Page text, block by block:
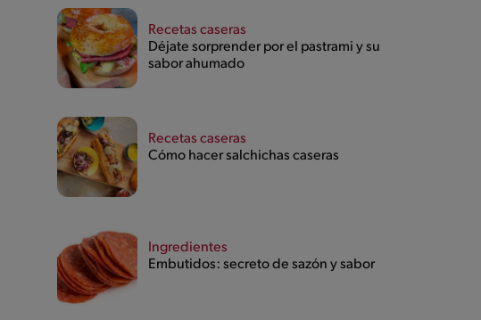
Recetas caseras
Déjate sorprender por el pastrami y su
sabor ahumado
Recetas caseras
Cómo hacer salchichas caseras
Ingredientes
Embutidos: secreto de sazón y sabor